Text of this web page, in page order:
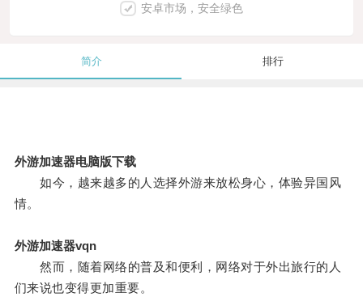
安卓市场，安全绿色
简介 排行
外游加速器电脑版下载
如今，越来越多的人选择外游来放松身心，体验异国风
情。
外游加速器vqn
然而，随着网络的普及和便利，网络对于外出旅行的人
们来说也变得更加重要。